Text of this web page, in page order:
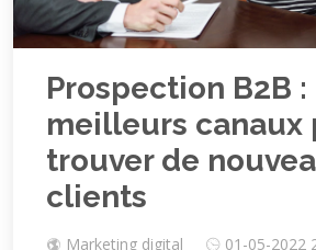
Prospection B2B :
meilleurs canaux
trouver de
clients
Marketing digital 01-05-2022